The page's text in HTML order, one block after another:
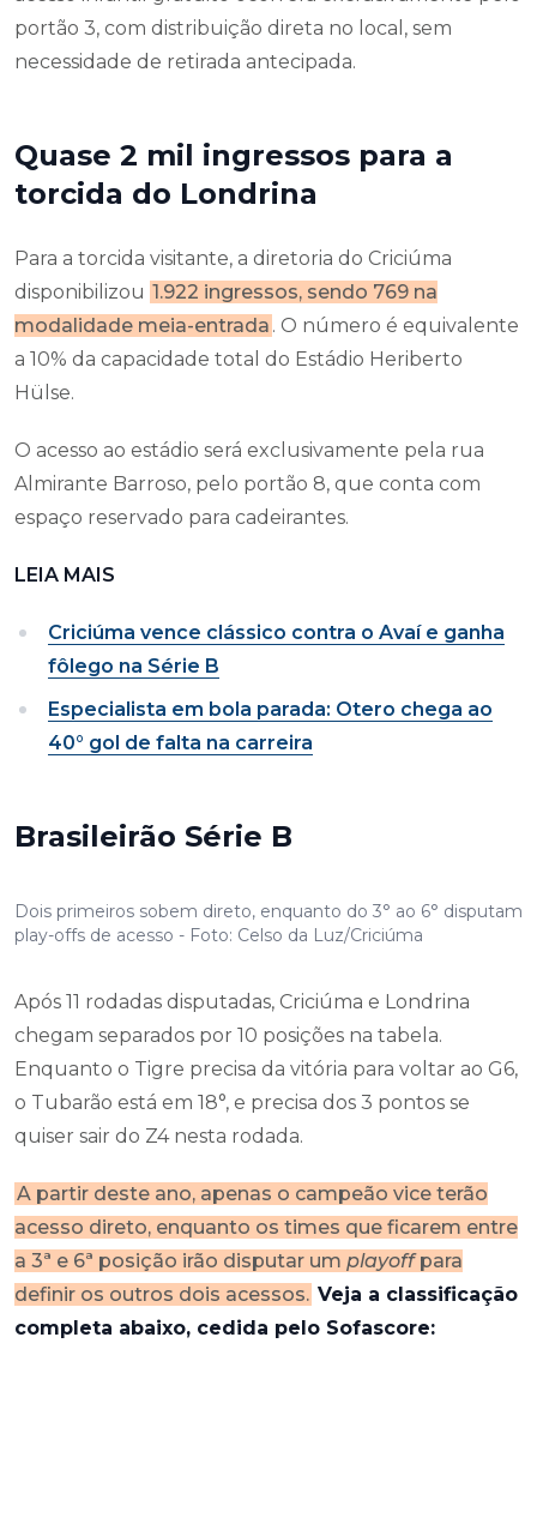
portão 3, com distribuição direta no local, sem
necessidade de retirada antecipada.
Quase 2 mil ingressos para a
torcida do Londrina
Para a torcida visitante, a diretoria do Criciúma
disponibilizou 1.922 ingressos, sendo 769 na
modalidade meia-entrada . O número é equivalente
a 10% da capacidade total do Estádio Heriberto
Hülse.
O acesso ao estádio será exclusivamente pela rua
Almirante Barroso, pelo portão 8, que conta com
espaço reservado para cadeirantes.
LEIA MAIS
Criciúma vence clássico contra o Avaí e ganha
fôlego na Série B
Especialista em bola parada: Otero chega ao
40° gol de falta na carreira
Brasileirão Série B
Dois primeiros sobem direto, enquanto do 3° ao 6° disputam
play-offs de acesso - Foto: Celso da Luz/Criciúma
Após 11 rodadas disputadas, Criciúma e Londrina
chegam separados por 10 posições na tabela.
Enquanto o Tigre precisa da vitória para voltar ao G6,
o Tubarão está em 18°, e precisa dos 3 pontos se
quiser sair do Z4 nesta rodada.
A partir deste ano, apenas o campeão vice terão
acesso direto, enquanto os times que ficarem entre
a 3ª e 6ª posição irão disputar um playoffpara
definir os outros dois acessos. Veja a classificação
completa abaixo, cedida pelo Sofascore: